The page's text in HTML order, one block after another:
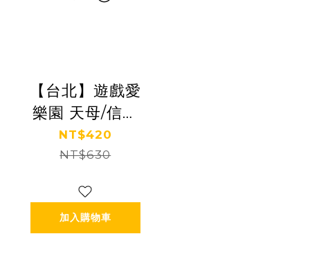
【台北】遊戲愛
樂園 天母/信義
A8店1大1小親子
門票 限128cm
Ⓗ
NT$420
NT$630
加入購物車